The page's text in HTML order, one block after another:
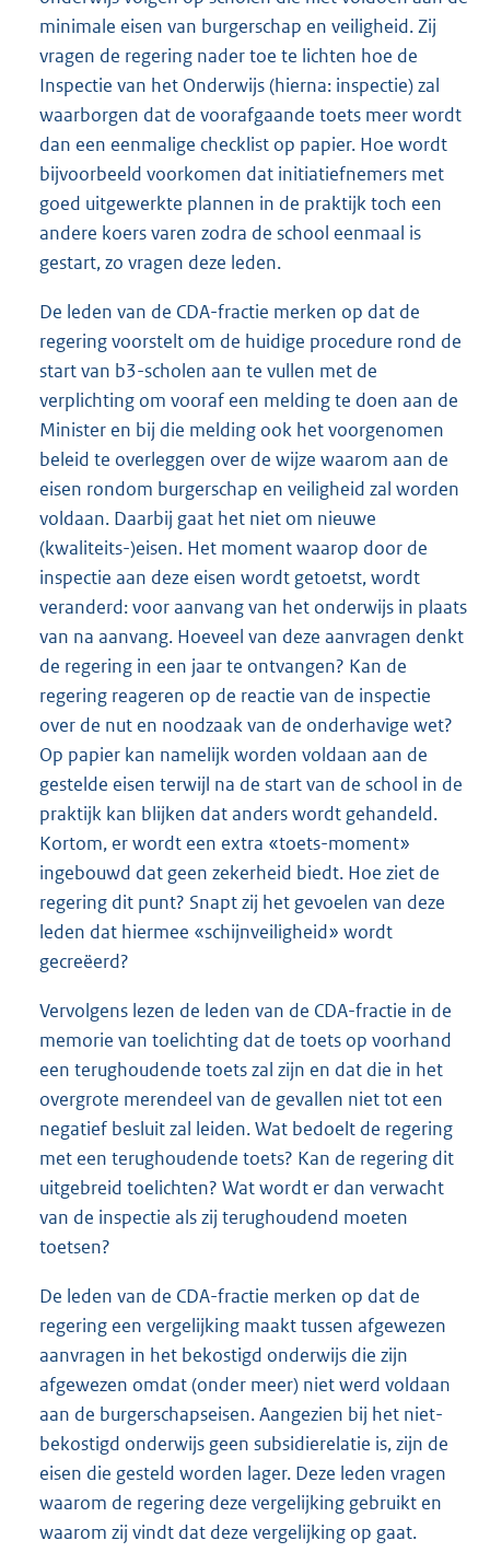
minimale eisen van burgerschap en veiligheid. Zij
vragen de regering nader toe te lichten hoe de
Inspectie van het Onderwijs (hierna: inspectie) zal
waarborgen dat de voorafgaande toets meer wordt
dan een eenmalige checklist op papier. Hoe wordt
bijvoorbeeld voorkomen dat initiatiefnemers met
goed uitgewerkte plannen in de praktijk toch een
andere koers varen zodra de school eenmaal is
gestart, zo vragen deze leden.
De leden van de CDA-fractie merken op dat de
regering voorstelt om de huidige procedure rond de
start van b3-scholen aan te vullen met de
verplichting om vooraf een melding te doen aan de
Minister en bij die melding ook het voorgenomen
beleid te overleggen over de wijze waarom aan de
eisen rondom burgerschap en veiligheid zal worden
voldaan. Daarbij gaat het niet om nieuwe
(kwaliteits-)eisen. Het moment waarop door de
inspectie aan deze eisen wordt getoetst, wordt
veranderd: voor aanvang van het onderwijs in plaats
van na aanvang. Hoeveel van deze aanvragen denkt
de regering in een jaar te ontvangen? Kan de
regering reageren op de reactie van de inspectie
over de nut en noodzaak van de onderhavige wet?
Op papier kan namelijk worden voldaan aan de
gestelde eisen terwijl na de start van de school in de
praktijk kan blijken dat anders wordt gehandeld.
Kortom, er wordt een extra «toets-moment»
ingebouwd dat geen zekerheid biedt. Hoe ziet de
regering dit punt? Snapt zij het gevoelen van deze
leden dat hiermee «schijnveiligheid» wordt
gecreëerd?
Vervolgens lezen de leden van de CDA-fractie in de
memorie van toelichting dat de toets op voorhand
een terughoudende toets zal zijn en dat die in het
overgrote merendeel van de gevallen niet tot een
negatief besluit zal leiden. Wat bedoelt de regering
met een terughoudende toets? Kan de regering dit
uitgebreid toelichten? Wat wordt er dan verwacht
van de inspectie als zij terughoudend moeten
toetsen?
De leden van de CDA-fractie merken op dat de
regering een vergelijking maakt tussen afgewezen
aanvragen in het bekostigd onderwijs die zijn
afgewezen omdat (onder meer) niet werd voldaan
aan de burgerschapseisen. Aangezien bij het niet-
bekostigd onderwijs geen subsidierelatie is, zijn de
eisen die gesteld worden lager. Deze leden vragen
waarom de regering deze vergelijking gebruikt en
waarom zij vindt dat deze vergelijking op gaat.